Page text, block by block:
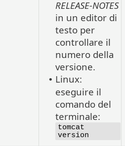
RELEASE-NOTES
in un editor di
testo per
controllare il
numero della
versione.
• Linux:
eseguire il
comando del
terminale:
tomcat
version